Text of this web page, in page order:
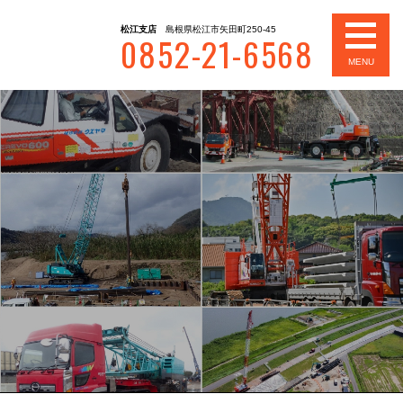
松江支店 島根県松江市矢田町250-45
0852-21-6568 MENU